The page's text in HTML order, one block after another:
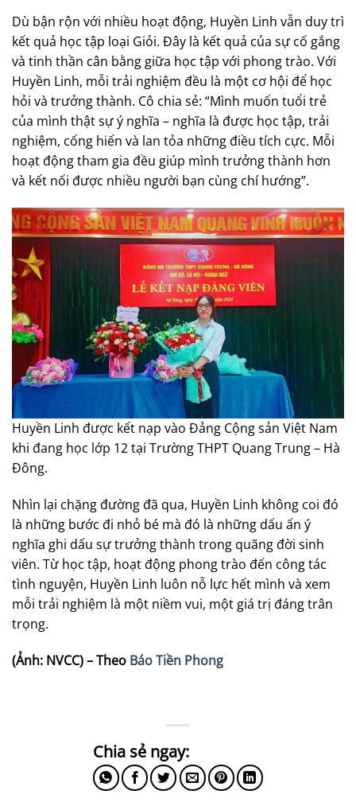
Dù bận rộn với nhiều hoạt động, Huyền Linh vẫn duy trì
kết quả học tập loại Giỏi. Đây là kết quả của sự cố gắng
và tinh thần cân bằng giữa học tập với phong trào. Với
Huyền Linh, mỗi trải nghiệm đều là một cơ hội để học
hỏi và trưởng thành. Cô chia sẻ: “Mình muốn tuổi trẻ
của mình thật sự ý nghĩa – nghĩa là được học tập, trải
nghiệm, cống hiến và lan tỏa những điều tích cực. Mỗi
hoạt động tham gia đều giúp mình trưởng thành hơn
và kết nối được nhiều người bạn cùng chí hướng”.
Huyền Linh được kết nạp vào Đảng Cộng sản Việt Nam
khi đang học lớp 12 tại Trường THPT Quang Trung – Hà
Đông.
Nhìn lại chặng đường đã qua, Huyền Linh không coi đó
là những bước đi nhỏ bé mà đó là những dấu ấn ý
nghĩa ghi dấu sự trưởng thành trong quãng đời sinh
viên. Từ học tập, hoạt động phong trào đến công tác
tình nguyện, Huyền Linh luôn nỗ lực hết mình và xem
mỗi trải nghiệm là một niềm vui, một giá trị đáng trân
trọng.
(Ảnh: NVCC) – Theo Báo Tiền Phong